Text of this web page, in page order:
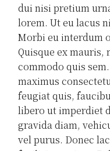
dui nisi pretium
lorem. Ut eu lacus
Morbi eu interdum
Quisque ex mauris,
commodo quis
maximus
feugiat quis,
libero ut imperdiet
gravida diam,
vel purus. Donec